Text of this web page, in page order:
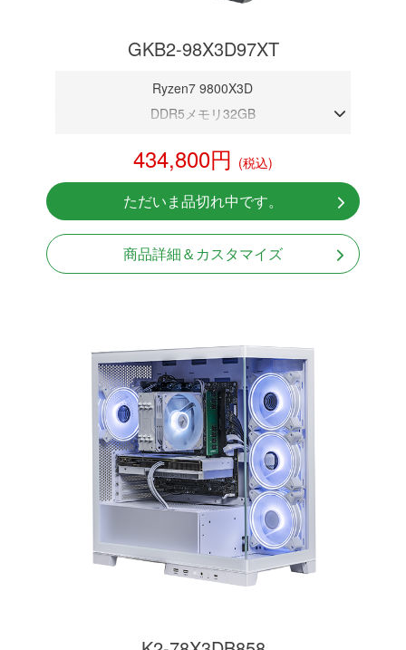
GKB2-98X3D97XT
Ryzen7 9800X3D
DDR5メモリ32GB
NVMeSSD 1TB
無線LAN Bluetooth対応
Windows11 Home 64bit
LCDスクリーン搭載
434,800円 (税込)
ただいま品切れ中です。
商品詳細＆カスタマイズ